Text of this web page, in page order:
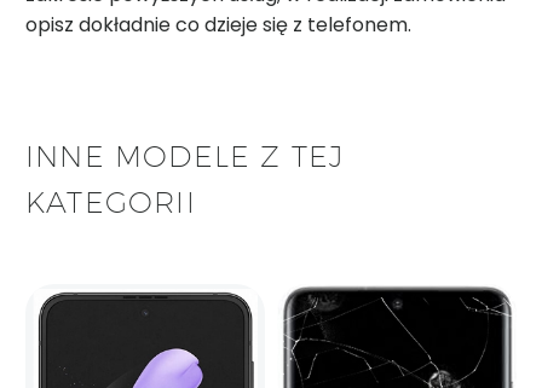
opisz dokładnie co dzieje się z telefonem.
INNE MODELE Z TEJ
KATEGORII